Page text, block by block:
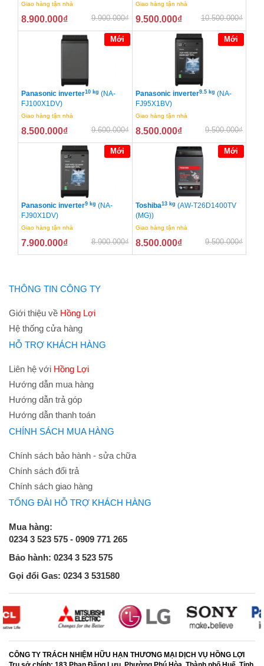
Giao hàng tận nhà
8.900.000₫ 9.900.000₫
Giao hàng tận nhà
9.500.000₫ 10.500.000₫
Mới
Panasonic inverter10 kg (NA-
FJ100X1DV)
Giao hàng tận nhà
8.500.000₫ 9.600.000₫
Mới
Panasonic inverter9.5 kg (NA-
FJ95X1BV)
Giao hàng tận nhà
8.500.000₫ 9.500.000₫
Mới
Panasonic inverter9 kg (NA-
FJ90X1DV)
Giao hàng tận nhà
7.900.000₫ 8.900.000₫
Mới
Toshiba13 kg (AW-T26D1400TV
(MG))
Giao hàng tận nhà
8.500.000₫ 9.500.000₫
THÔNG TIN CÔNG TY
Giới thiệu về Hồng Lợi
Hệ thống cửa hàng
HỖ TRỢ KHÁCH HÀNG
Liên hệ với Hồng Lợi
Hướng dẫn mua hàng
Hướng dẫn trả góp
Hướng dẫn thanh toán
CHÍNH SÁCH MUA HÀNG
Chính sách bảo hành - sửa chữa
Chính sách đổi trả
Chính sách giao hàng
TỔNG ĐÀI HỖ TRỢ KHÁCH HÀNG
Mua hàng:
0234 3 523 575 - 0909 771 265
Bảo hành: 0234 3 523 575
Gọi đổi Gas: 0234 3 531580
CÔNG TY TRÁCH NHIỆM HỮU HẠN THƯƠNG MẠI DỊCH VỤ HỒNG LỢI